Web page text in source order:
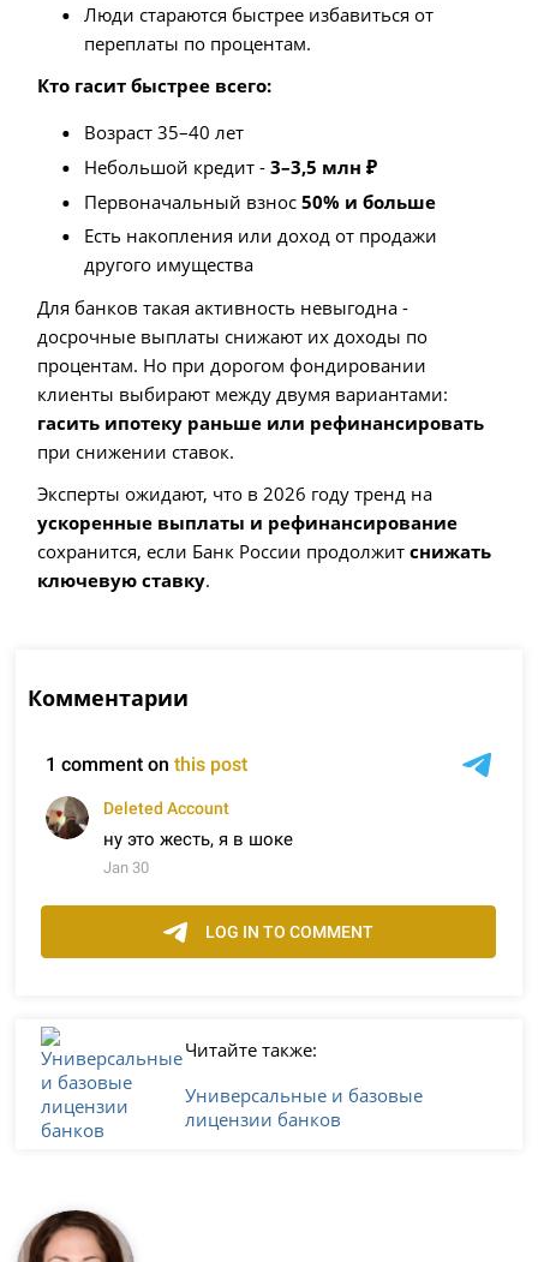
Люди стараются быстрее избавиться от
переплаты по процентам.
Кто гасит быстрее всего:
Возраст 35–40 лет
Небольшой кредит - 3–3,5 млн ₽
Первоначальный взнос 50% и больше
Есть накопления или доход от продажи
другого имущества
Для банков такая активность невыгодна -
досрочные выплаты снижают их доходы по
процентам. Но при дорогом фондировании
клиенты выбирают между двумя вариантами:
гасить ипотеку раньше или рефинансировать
при снижении ставок.
Эксперты ожидают, что в 2026 году тренд на
ускоренные выплаты и рефинансирование
сохранится, если Банк России продолжитснижать
ключевую ставку.
Комментарии
Читайте также:
Универсальные и базовые
лицензии банков